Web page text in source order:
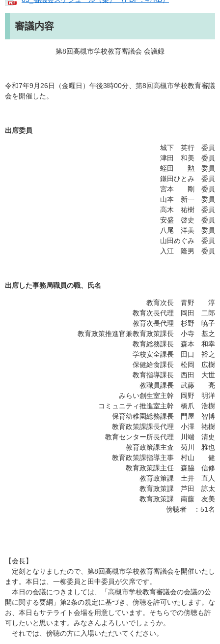
審議内容
第8回高槻市学校教育審議会 会議録
令和7年9月26日（金曜日）午後3時00分、第8回高槻市学校教育審議
会を開催した。
出席委員
城下 英行 委員
津田 和美 委員
蛭田 勲 委員
鎌田ひとみ 委員
宮本 剛 委員
山本 新一 委員
高木 祐樹 委員
安盛 啓史 委員
八尾 洋美 委員
山田めぐみ 委員
入江 隆男 委員
出席した事務局職員の職、氏名
教育次長 青野 淳
教育次長代理 岡田 二郎
教育次長代理 杉野 暁子
教育政策推進官兼教育政策課長 小寺 基之
教育総務課長 森本 和幸
学校安全課長 田口 裕之
保健給食課長 松岡 広樹
教育指導課長 西田 大世
教職員課長 武藤 亮
みらい創生室主幹 岡野 明洋
コミュニティ推進室主幹 橋爪 浩樹
保育幼稚園総務課長 門屋 智博
教育政策課課長代理 小澤 祐樹
教育センター所長代理 川端 清史
教育政策課主査 菊川 雅也
教育政策課指導主事 村山 健
教育政策課主任 森脇 信修
教育政策課 土井 直人
教育政策課 芦田 諒太
教育政策課 南藤 友美
傍聴者 ：51名
【会長】
定刻となりましたので、第8回高槻市学校教育審議会を開催いたし
ます。本日は、一柳委員と田中委員が欠席です。
本日の会議につきましては、「高槻市学校教育審議会の会議の公
開に関する要綱」第2条の規定に基づき、傍聴を許可いたします。な
お、本日もサテライト会場を用意しています。そちらでの傍聴も許
可したいと思います。みなさんよろしいでしょうか。
それでは、傍聴の方に入場いただいてください。